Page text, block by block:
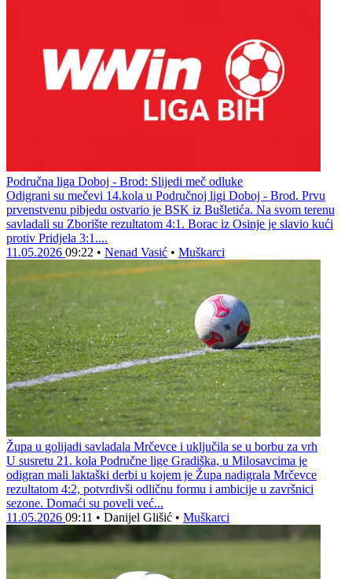
Područna liga Doboj - Brod: Slijedi meč odluke
Odigrani su mečevi 14.kola u Područnoj ligi Doboj - Brod. Prvu
prvenstvenu pibjedu ostvario je BSK iz Bušletića. Na svom terenu
savladali su Zborište rezultatom 4:1. Borac iz Osinje je slavio kući
protiv Pridjela 3:1....
11.05.2026 09:22 • Nenad Vasić • Muškarci
Župa u golijadi savladala Mrčevce i uključila se u borbu za vrh
U susretu 21. kola Područne lige Gradiška, u Milosavcima je
odigran mali laktaški derbi u kojem je Župa nadigrala Mrčevce
rezultatom 4:2, potvrdivši odličnu formu i ambicije u završnici
sezone. Domaći su poveli već...
11.05.2026 09:11 • Danijel Glišić • Muškarci